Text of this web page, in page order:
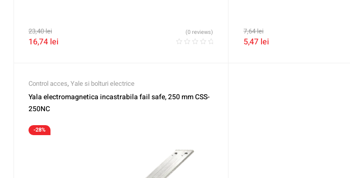
23,40lei
16,74 lei
(0 reviews) 7,64lei
5,47 lei
Control acces, Yale si bolturi electrice
Yala electromagnetica incastrabila fail safe, 250 mm CSS-
250NC
-28%